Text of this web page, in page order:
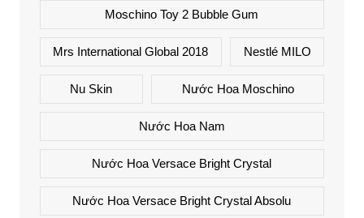
Moschino Toy 2 Bubble Gum
Mrs International Global 2018 Nestlé MILO
Nu Skin Nước Hoa Moschino
Nước Hoa Nam
Nước Hoa Versace Bright Crystal
Nước Hoa Versace Bright Crystal Absolu